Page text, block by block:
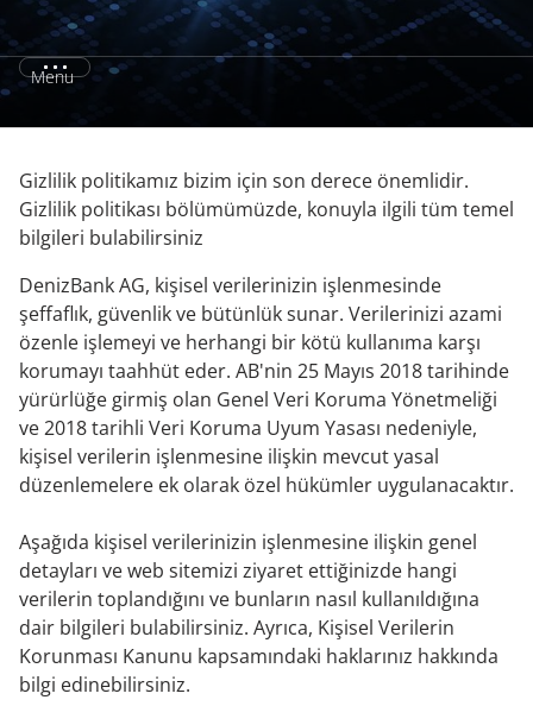
Menu
Gizlilik politikamız bizim için son derece önemlidir.
Gizlilik politikası bölümümüzde, konuyla ilgili tüm temel
bilgileri bulabilirsiniz
DenizBank AG, kişisel verilerinizin işlenmesinde
şeffaflık, güvenlik ve bütünlük sunar. Verilerinizi azami
özenle işlemeyi ve herhangi bir kötü kullanıma karşı
korumayı taahhüt eder. AB'nin 25 Mayıs 2018 tarihinde
yürürlüğe girmiş olan Genel Veri Koruma Yönetmeliği
ve 2018 tarihli Veri Koruma Uyum Yasası nedeniyle,
kişisel verilerin işlenmesine ilişkin mevcut yasal
düzenlemelere ek olarak özel hükümler uygulanacaktır.
Aşağıda kişisel verilerinizin işlenmesine ilişkin genel
detayları ve web sitemizi ziyaret ettiğinizde hangi
verilerin toplandığını ve bunların nasıl kullanıldığına
dair bilgileri bulabilirsiniz. Ayrıca, Kişisel Verilerin
Korunması Kanunu kapsamındaki haklarınız hakkında
bilgi edinebilirsiniz.